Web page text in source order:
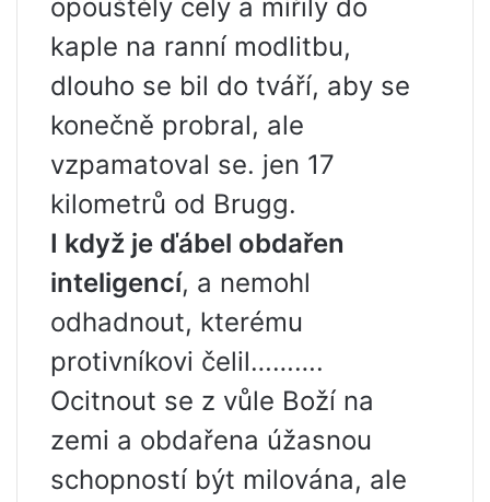
opouštěly cely a mířily do
kaple na ranní modlitbu,
dlouho se bil do tváří, aby se
konečně probral, ale
vzpamatoval se. jen 17
kilometrů od Brugg.
I když je ďábel obdařen
inteligencí, a nemohl
odhadnout, kterému
protivníkovi čelil……….
Ocitnout se z vůle Boží na
zemi a obdařena úžasnou
schopností být milována, ale